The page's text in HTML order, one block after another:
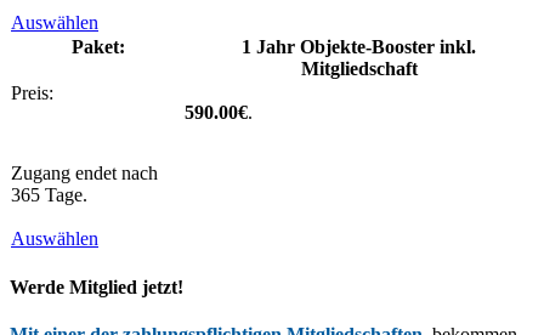
Auswählen
1 Jahr Objekte-Booster inkl.
Mitgliedschaft
590.00€.
Zugang endet nach
365 Tage.
Auswählen
Werde Mitglied jetzt!